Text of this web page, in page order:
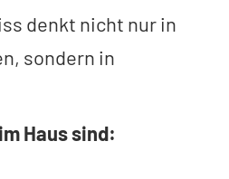
denkt nicht nur in
sondern in
Haus sind: